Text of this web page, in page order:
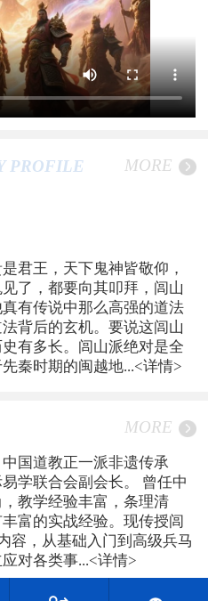
PROFILE MORE
君王，天下鬼神皆敬仰，
了，都要向其叩拜，闾山
有传说中那么高强的道法
背后的玄机。要说这闾山
有多长。闾山派绝对是全
秦时期的闽越地...<详情>
MORE
国道教正一派非遗传承
学联合会副会长。 曾任中
教学经验丰富，条理清
富的实战经验。现传授闾
容，从基础入门到高级兵马
对各类事...<详情>